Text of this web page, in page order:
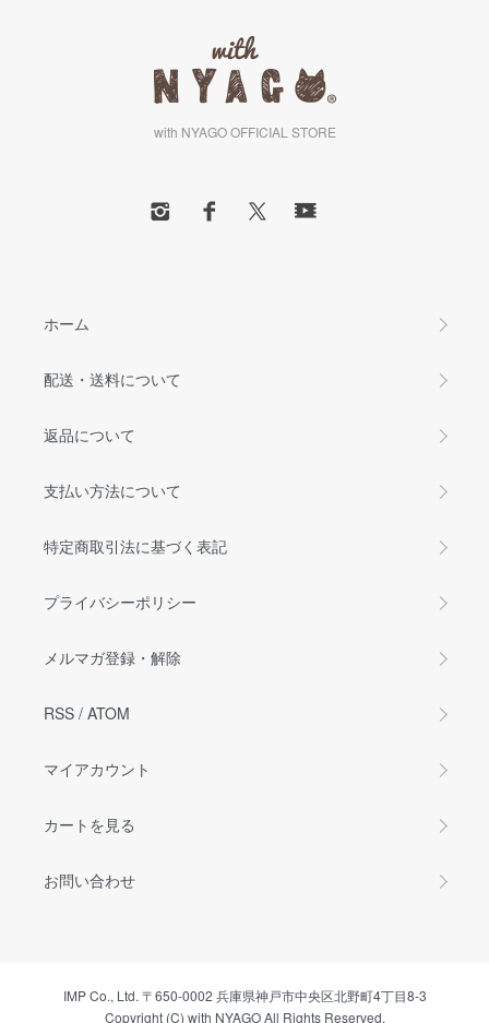
with NYAGO OFFICIAL STORE
ホーム
配送・送料について
返品について
支払い方法について
特定商取引法に基づく表記
プライバシーポリシー
メルマガ登録・解除
RSS / ATOM
マイアカウント
カートを見る
お問い合わせ
IMP Co., Ltd. 〒650-0002 兵庫県神戸市中央区北野町4丁目8-3
Copyright (C) with NYAGO All Rights Reserved.